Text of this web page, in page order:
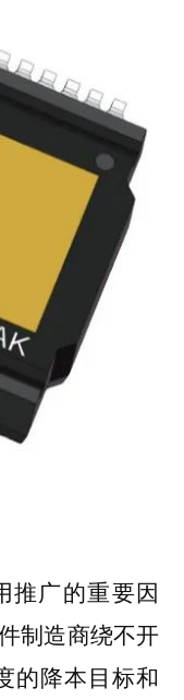
推广的重要因
制造商绕不开
的降本目标和